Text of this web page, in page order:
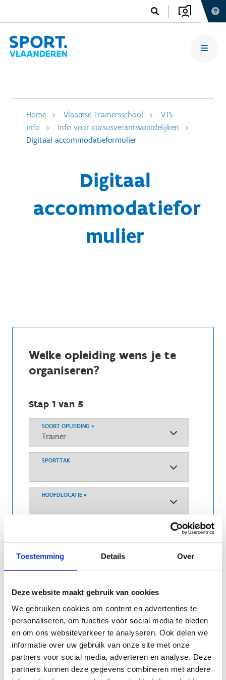
Toestemming Details Over
Deze website maakt gebruik van cookies
We gebruiken cookies om content en advertenties te
personaliseren, om functies voor social media te bieden
en om ons websiteverkeer te analyseren. Ook delen we
informatie over uw gebruik van onze site met onze
partners voor social media, adverteren en analyse. Deze
partners kunnen deze gegevens combineren met andere
Home Vlaamse Trainersschool
VTS-
info
Info voor cursusverantwoordelijken
Digitaal accommodatieformulier
Digitaal
accommodatiefor
mulier
Welke opleiding wens je te
organiseren?
Stap 1 van 5
SOORT OPLEIDING *
SPORTTAK
HOOFDLOCATIE *
Duid hier de hoofdgemeente van de cursus aan
BEGINDATUM*
Vindt de cursus plaats op een vaste lesdag? (*)
JA
NEEN
bv. Maandagavond, woensdag namiddag,
zaterdagvoormiddag,...